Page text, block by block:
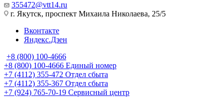
355472@vtt14.ru
г. Якутск, проспект Михаила Николаева, 25/5
Вконтакте
Яндекс.Дзен
+8 (800) 100-4666
+8 (800) 100-4666 Единый номер
+7 (4112) 355-472 Отдел сбыта
+7 (4112) 355-367 Отдел сбыта
+7 (924) 765-70-19 Сервисный центр